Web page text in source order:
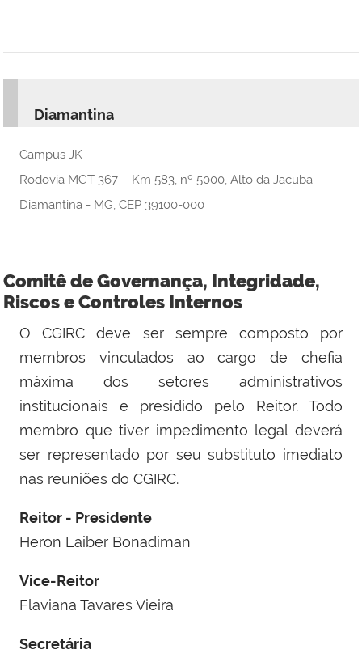
Diamantina
Campus JK
Rodovia MGT 367 – Km 583, nº 5000, Alto da Jacuba
Diamantina - MG, CEP 39100-000
Comitê de Governança, Integridade,
Riscos e Controles Internos
O CGIRC deve ser sempre composto por
membros vinculados ao cargo de chefia
máxima dos setores administrativos
institucionais e presidido pelo Reitor. Todo
membro que tiver impedimento legal deverá
ser representado por seu substituto imediato
nas reuniões do CGIRC.
Reitor - Presidente
Heron Laiber Bonadiman
Vice-Reitor
Flaviana Tavares Vieira
Secretária